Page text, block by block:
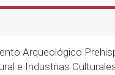
Arqueológico
e Industrias